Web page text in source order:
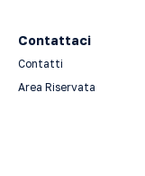
Contattaci
Contatti
Area Riservata